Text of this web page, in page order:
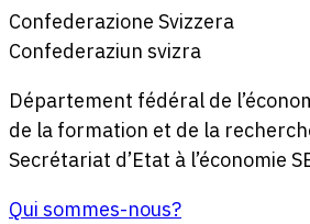
Confederazione Svizzera
Confederaziun svizra
Département fédéral de
de la formation et de la
Secrétariat d’Etat à l’économie
Qui sommes-nous?